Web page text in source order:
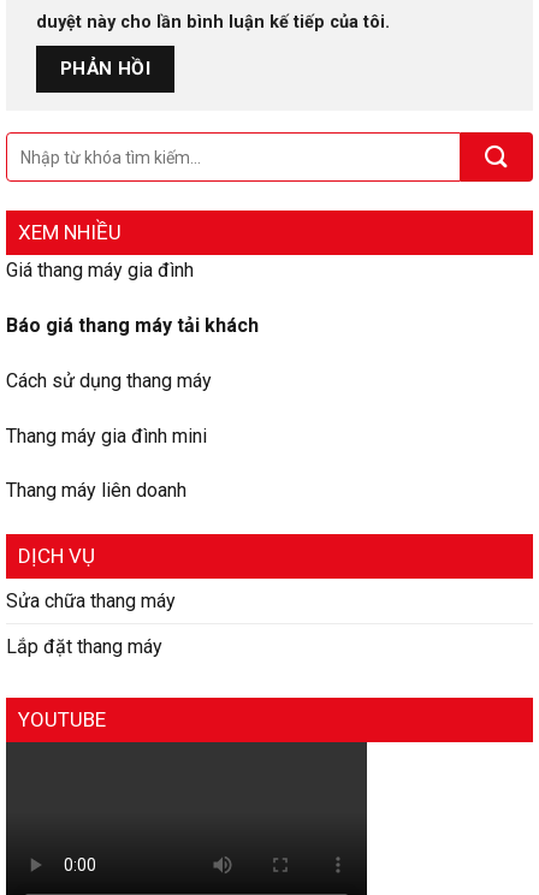
duyệt này cho lần bình luận kế tiếp của tôi.
XEM NHIỀU
Giá thang máy gia đình
Báo giá thang máy tải khách
Cách sử dụng thang máy
Thang máy gia đình mini
Thang máy liên doanh
DỊCH VỤ
Sửa chữa thang máy
Lắp đặt thang máy
YOUTUBE